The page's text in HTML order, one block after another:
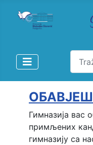
Гимназија вас
примљених
гимназију са